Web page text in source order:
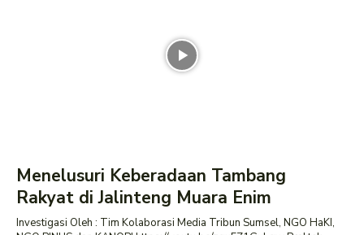
Menelusuri Keberadaan Tambang
Rakyat di Jalinteng Muara Enim
Investigasi Oleh : Tim Kolaborasi Media Tribun Sumsel, NGO HaKI,